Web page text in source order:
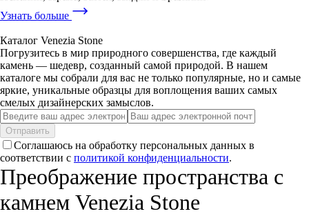
Узнать больше
Каталог Venezia Stone
Погрузитесь в мир природного совершенства, где каждый
камень — шедевр, созданный самой природой. В нашем
каталоге мы собрали для вас не только популярные, но и самые
яркие, уникальные образцы для воплощения ваших самых
смелых дизайнерских замыслов.
Отправить
Соглашаюсь на обработку персональных данных в
соответствии с политикой конфиденциальности.
Преображение пространства с
камнем Venezia Stone